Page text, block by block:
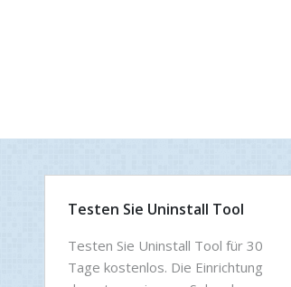
Testen Sie Uninstall Tool
Testen Sie Uninstall Tool für 30
Tage kostenlos. Die Einrichtung